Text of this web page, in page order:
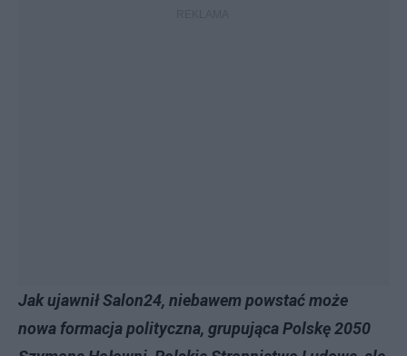
Jak ujawnił Salon24, niebawem powstać może
nowa formacja polityczna, grupująca Polskę 2050